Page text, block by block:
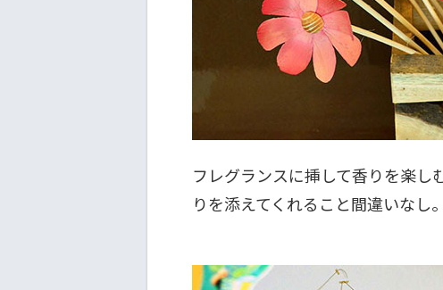
フレグランスに挿して香りを楽し
りを添えてくれること間違いなし